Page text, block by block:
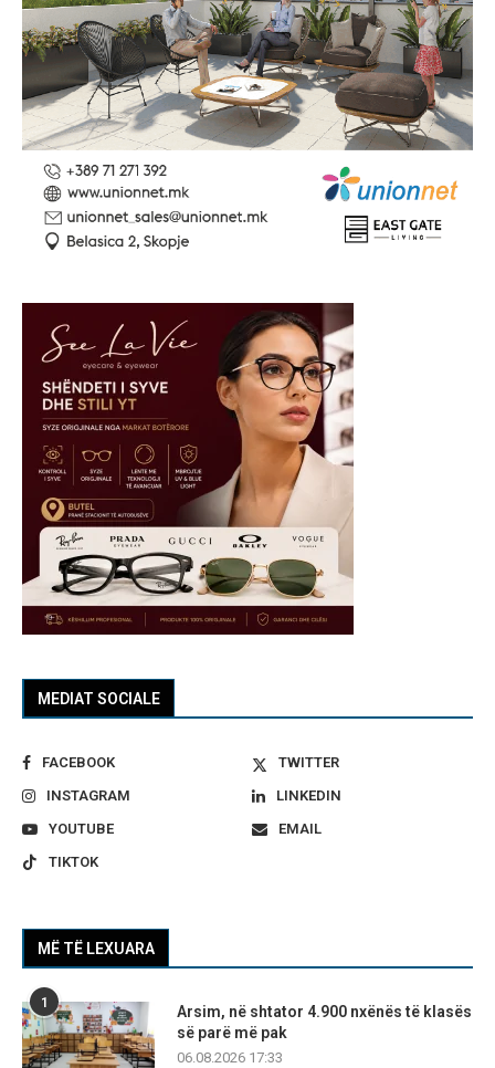
MEDIAT SOCIALE
FACEBOOK
TWITTER
INSTAGRAM
LINKEDIN
YOUTUBE
EMAIL
TIKTOK
MË TË LEXUARA
1
Arsim, në shtator 4.900 nxënës të klasës
së parë më pak
06.08.2026 17:33